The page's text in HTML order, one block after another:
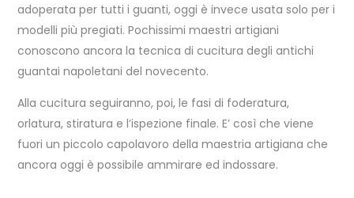
adoperata per tutti i guanti, oggi è invece usata solo per i
modelli più pregiati. Pochissimi maestri artigiani
conoscono ancora la tecnica di cucitura degli antichi
guantai napoletani del novecento.
Alla cucitura seguiranno, poi, le fasi di foderatura,
orlatura, stiratura e l’ispezione finale. E’ così che viene
fuori un piccolo capolavoro della maestria artigiana che
ancora oggi è possibile ammirare ed indossare.